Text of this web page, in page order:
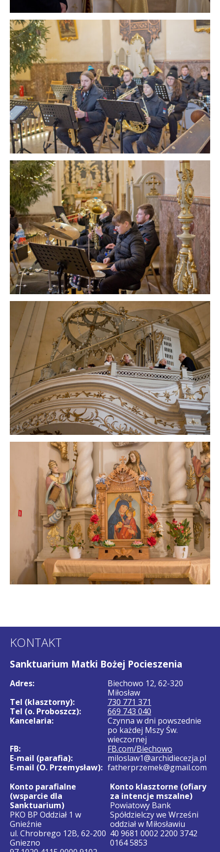
KONTAKT
Sanktuarium Matki Bożej Pocieszenia
Adres:
Biechowo 12, 62-320
Miłosław
Tel (klasztorny):
730 771 371
Tel (o. Proboszcz):
669 743 040
Kancelaria:
Czynna w dni powszednie
po każdej Mszy Św.
wieczornej
FB:
FB.com/Biechowo
E-mail (parafia):
miloslaw1@archidiecezja.pl
E-mail (O. Przemysław): fatherprzemek@gmail.com
Konto parafialne
(wsparcie dla
Sanktuarium)
PKO BP Oddział 1 w
Gnieźnie
ul. Chrobrego 12B, 62-200
Gniezno
Konto klasztorne (ofiary
za intencje mszalne)
Powiatowy Bank
Spółdzielczy we Wrześni
oddział w Miłosławiu
40 9681 0002 2200 3742
0164 5853